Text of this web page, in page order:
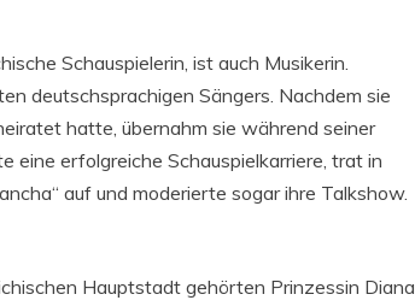
Schauspielerin, ist auch Musikerin.
deutschsprachigen Sängers. Nachdem sie
hatte, übernahm sie während seiner
eine erfolgreiche Schauspielkarriere, trat in
auf und moderierte sogar ihre Talkshow.
Hauptstadt gehörten Prinzessin Diana